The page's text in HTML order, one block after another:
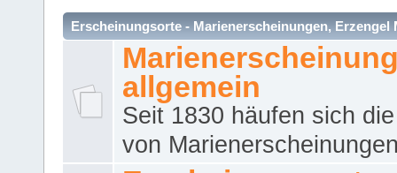
Erscheinungsorte - Marienerscheinungen, Erzengel
allgemein
Seit 1830 häufen sich
von